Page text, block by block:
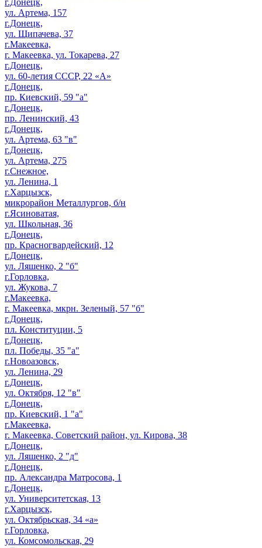
г.Донецк,
ул. Артема, 157
г.Донецк,
ул. Щипачева, 37
г.Макеевка,
г. Макеевка, ул. Токарева, 27
г.Донецк,
ул. 60-летия СССР, 22 «А»
г.Донецк,
пр. Киевский, 59 "а"
г.Донецк,
пр. Ленинский, 43
г.Донецк,
ул. Артема, 63 "в"
г.Донецк,
ул. Артема, 275
г.Снежное,
ул. Ленина, 1
г.Харцызск,
микрорайон Металлургов, б/н
г.Ясиноватая,
ул. Школьная, 36
г.Донецк,
пр. Красногвардейский, 12
г.Донецк,
ул. Ляшенко, 2 "б"
г.Горловка,
ул. Жукова, 7
г.Макеевка,
г. Макеевка, мкрн. Зеленый, 57 "б"
г.Донецк,
пл. Конституции, 5
г.Донецк,
пл. Победы, 35 "а"
г.Новоазовск,
ул. Ленина, 29
г.Донецк,
ул. Октября, 12 "в"
г.Донецк,
пр. Киевский, 1 "а"
г.Макеевка,
г. Макеевка, Советский район, ул. Кирова, 38
г.Донецк,
ул. Ляшенко, 2 "д"
г.Донецк,
пр. Александра Матросова, 1
г.Донецк,
ул. Университетская, 13
г.Харцызск,
ул. Октябрьская, 34 «а»
г.Горловка,
ул. Комсомольская, 29